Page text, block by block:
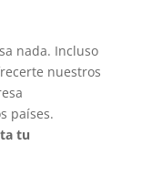
nada. Incluso
nuestros
países.
tu